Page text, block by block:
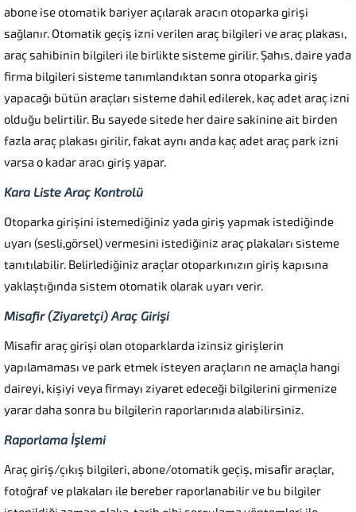
abone ise otomatik bariyer açılarak aracın otoparka girişi
sağlanır. Otomatik geçiş izni verilen araç bilgileri ve araç plakası,
araç sahibinin bilgileri ile birlikte sisteme girilir. Şahıs, daire yada
firma bilgileri sisteme tanımlandıktan sonra otoparka giriş
yapacağı bütün araçları sisteme dahil edilerek, kaç adet araç izni
olduğu belirtilir. Bu sayede sitede her daire sakinine ait birden
fazla araç plakası girilir, fakat aynı anda kaç adet araç park izni
varsa o kadar aracı giriş yapar.
Kara Liste Araç Kontrolü
Otoparka girişini istemediğiniz yada giriş yapmak istediğinde
uyarı (sesli,görsel) vermesini istediğiniz araç plakaları sisteme
tanıtılabilir. Belirlediğiniz araçlar otoparkınızın giriş kapısına
yaklaştığında sistem otomatik olarak uyarı verir.
Misafir (Ziyaretçi) Araç Girişi
Misafir araç girişi olan otoparklarda izinsiz girişlerin
yapılamaması ve park etmek isteyen araçların ne amaçla hangi
daireyi, kişiyi veya firmayı ziyaret edeceği bilgilerini girmenize
yarar daha sonra bu bilgilerin raporlarınıda alabilirsiniz.
Raporlama İşlemi
Araç giriş/çıkış bilgileri, abone/otomatik geçiş, misafir araçlar,
fotoğraf ve plakaları ile bereber raporlanabilir ve bu bilgiler